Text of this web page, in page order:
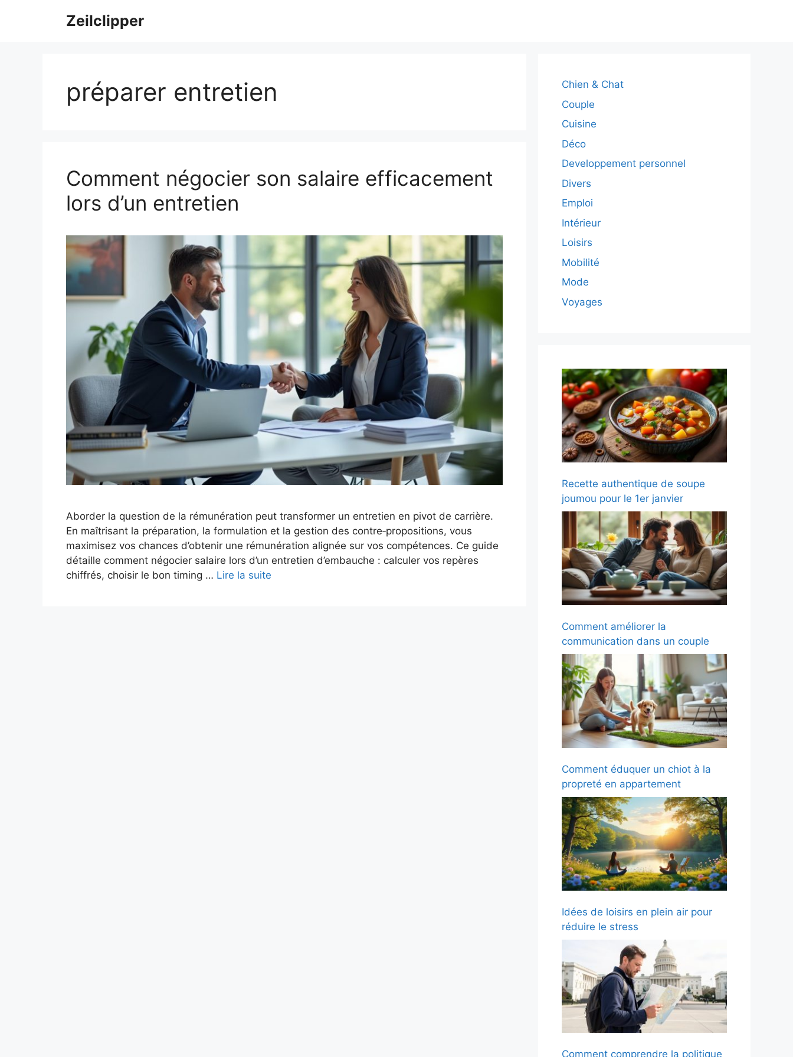
Zeilclipper
préparer entretien
Comment négocier son salaire efficacement
lors d’un entretien
Aborder la question de la rémunération peut transformer un entretien en pivot de carrière.
En maîtrisant la préparation, la formulation et la gestion des contre‑propositions, vous
maximisez vos chances d’obtenir une rémunération alignée sur vos compétences. Ce guide
détaille comment négocier salaire lors d’un entretien d’embauche : calculer vos repères
chiffrés, choisir le bon timing … Lire la suite
Chien & Chat
Couple
Cuisine
Déco
Developpement personnel
Divers
Emploi
Intérieur
Loisirs
Mobilité
Mode
Voyages
Recette authentique de soupe
joumou pour le 1er janvier
Comment améliorer la
communication dans un couple
Comment éduquer un chiot à la
propreté en appartement
Idées de loisirs en plein air pour
réduire le stress
Comment comprendre la politique